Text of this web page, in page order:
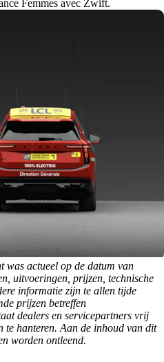
Femmes avec Zwift.
actueel op de datum van
uitvoeringen, prijzen, technische
informatie zijn te allen tijde
prijzen betreffen
dealers en servicepartners vrij
te hanteren. Aan de inhoud van dit
worden ontleend.